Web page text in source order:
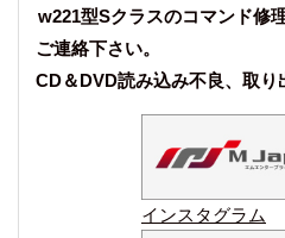
w221型Sクラスのコマンド修
ご連絡下さい。
CD＆DVD読み込み不良、取り
インスタグラム